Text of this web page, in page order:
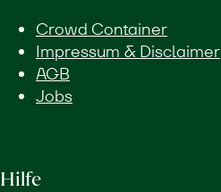
Crowd Container
Impressum & Disclaimer
AGB
Jobs
Hilfe